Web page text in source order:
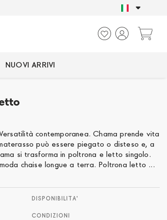
SOLO PRODOTTI
NUOVI ARRIVI
contemporanea. Chama prende vita
può essere piegato o disteso e, a
si trasforma in poltrona e letto singolo.
chaise longue a terra. Poltrona letto ...
DISPONIBILITA'
CONDIZIONI